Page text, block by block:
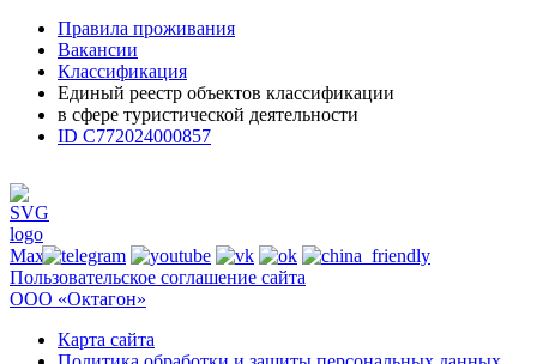
Правила проживания
Вакансии
Классификация
Единый реестр объектов классификации
в сфере туристической деятельности
ID С772024000857
Пользовательское соглашение сайта
ООО «Октагон»
Карта сайта